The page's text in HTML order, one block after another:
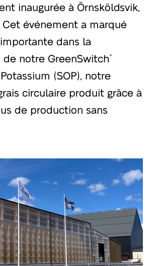
inaugurée à Örnsköldsvik,
Cet événement a marqué
dans la
notre GreenSwitch ®
(SOP), notre
circulaire produit grâce à
de production sans